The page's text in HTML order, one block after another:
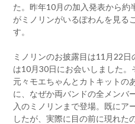
た。昨年10月の加入発表から約
がミノリンがいるぽわんを見る
す。
ミノリンのお披露目は11月22
は10月30日にお会いしました。
元々モエちゃんとカトキットの
に、なぜか両バンドの全メンバ
入のミノリンまで登場。既にア
したが、実際に目の前に現れた